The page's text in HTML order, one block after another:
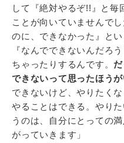
して『絶対やるぞ!!』と毎
ことが向いていませんで
のに、できなかった』と
『なんでできないんだろ
ちゃったりするんです。
できないって思ったほう
できないけど、やりたく
やることはできる。やり
うのは、自分にとっての
がっていきます」